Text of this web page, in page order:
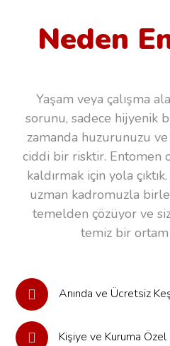
Neden
Yaşam veya çalışma
sorunu, sadece hijyenik
zamanda huzurunuzu ve
ciddi bir risktir. Entomen
kaldırmak için yola
uzman kadromuzla
temelden çözüyor ve
temiz bir ortam
Anında ve Ücretsiz
Kişiye ve Kuruma